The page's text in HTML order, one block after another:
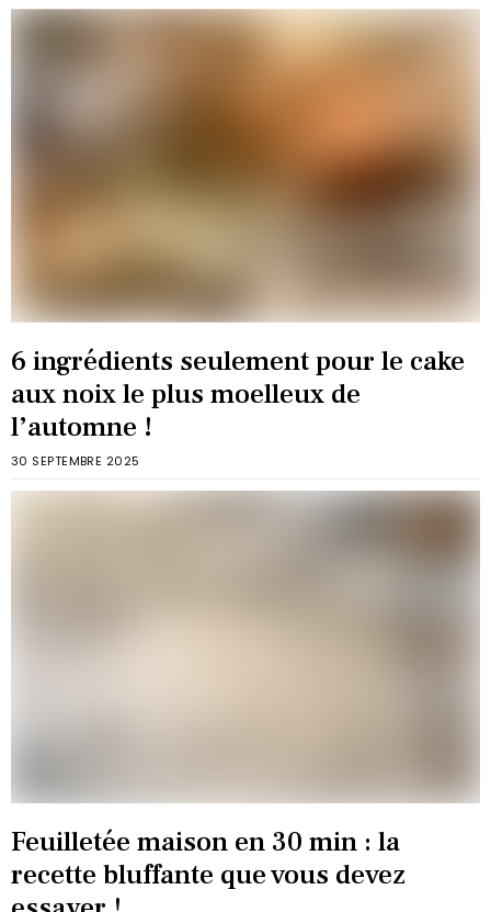
6 ingrédients seulement pour le cake
aux noix le plus moelleux de
l’automne !
30 SEPTEMBRE 2025
Feuilletée maison en 30 min : la
recette bluffante que vous devez